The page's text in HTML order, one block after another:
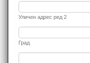
Уличен адрес ред 2
Град